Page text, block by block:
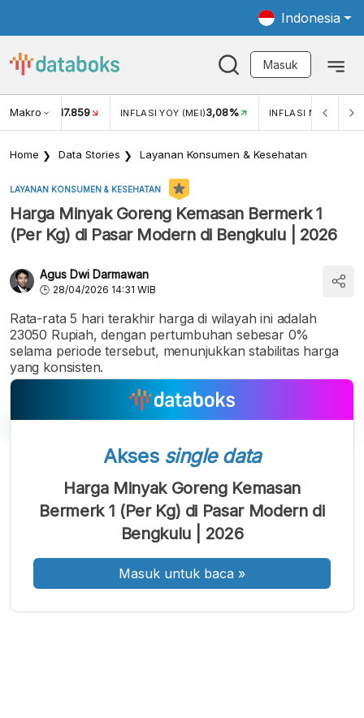
Indonesia
Masuk
Makro
USD/IDR 17.859 INFLASI YOY (MEI)3,08% INFLASI MOM (MEI)
Home Data Stories Layanan Konsumen & Kesehatan
LAYANAN KONSUMEN & KESEHATAN
Harga Minyak Goreng Kemasan Bermerk 1
(Per Kg) di Pasar Modern di Bengkulu | 2026
Agus Dwi Darmawan
28/04/2026 14:31 WIB
Rata-rata 5 hari terakhir harga di wilayah ini adalah
23050 Rupiah, dengan pertumbuhan sebesar 0%
selama periode tersebut, menunjukkan stabilitas harga
yang konsisten.
A
Font
Kecil
A
Font
Sedang
A
Font
Besar
Akses single data
Harga Minyak Goreng Kemasan
Bermerk 1 (Per Kg) di Pasar Modern di
Bengkulu | 2026
Masuk untuk baca »